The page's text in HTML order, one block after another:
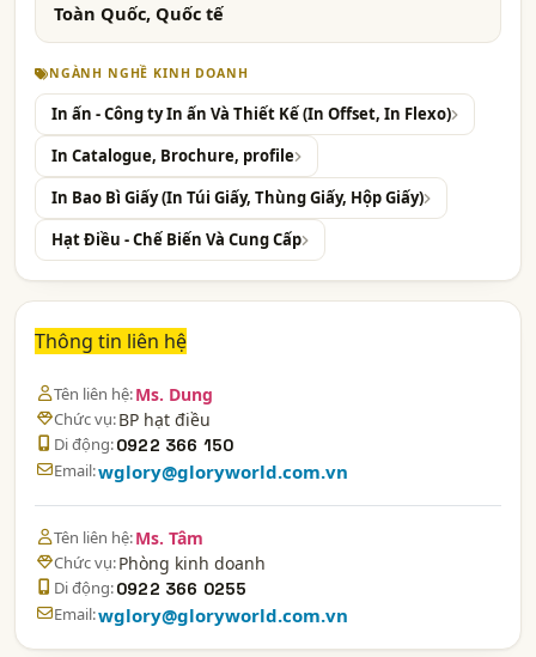
Toàn Quốc, Quốc tế
NGÀNH NGHỀ KINH DOANH
In ấn - Công ty In ấn Và Thiết Kế (In Offset, In Flexo)
In Catalogue, Brochure, profile
In Bao Bì Giấy (In Túi Giấy, Thùng Giấy, Hộp Giấy)
Hạt Điều - Chế Biến Và Cung Cấp
Thông tin liên hệ
Tên liên hệ:Ms. Dung
Chức vụ:BP hạt điều
Di động:0922 366 150
Email:wglory@gloryworld.com.vn
Tên liên hệ:Ms. Tâm
Chức vụ:Phòng kinh doanh
Di động:0922 366 0255
Email:wglory@gloryworld.com.vn